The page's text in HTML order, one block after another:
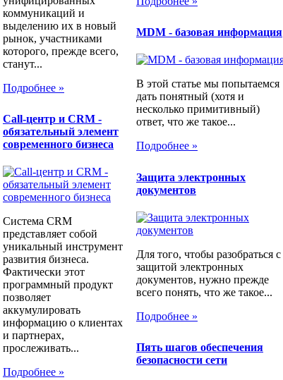
коммуникаций и
выделению их в новый
рынок, участниками
которого, прежде всего,
станут...
Подробнее »
Call-центр и CRM -
обязательный элемент
современного бизнеса
Система CRM
представляет собой
уникальный инструмент
развития бизнеса.
Фактически этот
программный продукт
позволяет
аккумулировать
информацию о клиентах
и партнерах,
прослеживать...
Подробнее »
MDM - базовая информация
В этой статье мы попытаемся
дать понятный (хотя и
несколько примитивный)
ответ, что же такое...
Подробнее »
Защита электронных
документов
Для того, чтобы разобраться с
защитой электронных
документов, нужно прежде
всего понять, что же такое...
Подробнее »
Пять шагов обеспечения
безопасности сети